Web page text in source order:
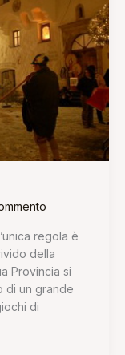
regola è
della
Provincia si
di un grande
di